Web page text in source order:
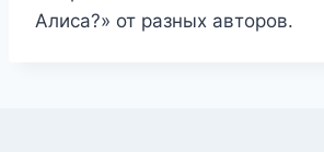
Алиса?» от разных авторов.